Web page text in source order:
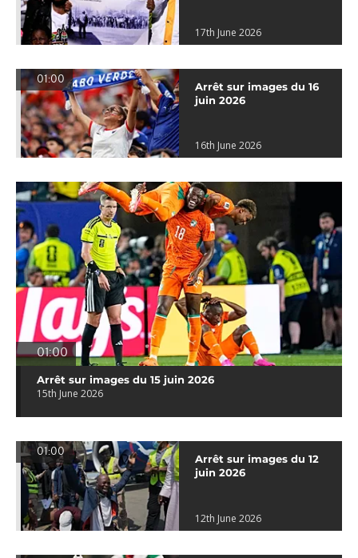
17th June 2026
01:00
Arrêt sur images du 16
juin 2026
16th June 2026
01:00
Arrêt sur images du 15 juin 2026
15th June 2026
01:00
Arrêt sur images du 12
juin 2026
12th June 2026